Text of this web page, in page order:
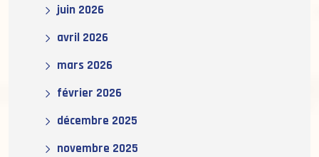
juin 2026
avril 2026
mars 2026
février 2026
décembre 2025
novembre 2025